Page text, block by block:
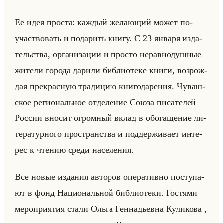
Ее идея про­ста: каж­дый же­ла­ющий может по­
участ­во­вать и по­да­рить книгу. С 23 ян­ва­ря из­да­
тельства, ор­га­ни­за­ции и про­сто нерав­но­душ­ные
жи­те­ли го­ро­да да­ри­ли биб­лио­те­ке книги, воз­рож­
дая пре­крас­ную тра­ди­цию кни­го­да­ре­ния. Чу­ваш­
ское ре­ги­ональное от­де­ле­ние Союза пи­са­те­лей
Рос­сии вно­сит огром­ный вклад в обо­га­ще­ние ли­
те­ра­тур­но­го про­стран­ства и под­дер­жи­ва­ет ин­те­
рес к чте­нию среди на­се­ле­ния.
Все новые из­да­ния ав­то­ров опе­ра­тив­но по­сту­па­
ют в фонд На­ци­ональной биб­лио­те­ки. Го­стя­ми
ме­ро­при­ятия стали Ольга Ген­на­дьев­на Ку­ли­ко­ва ,